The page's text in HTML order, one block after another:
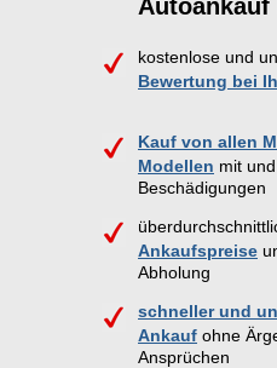
Autoankauf
kostenlose und
Bewertung bei
Kauf von allen
Modellen mit
Beschädigungen
Ankaufspreise
Abholung
schneller und
Ankauf ohne
Ansprüchen